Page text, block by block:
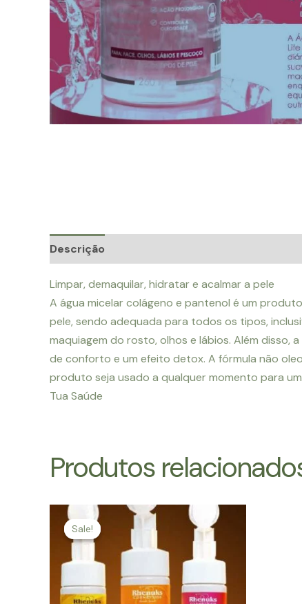
Descrição
Limpar, demaquilar, hidratar e acalmar a pele
A água micelar colágeno e pantenol é um
pele, sendo adequada para todos os tipos,
maquiagem do rosto, olhos e lábios. Além disso,
de conforto e um efeito detox. A fórmula não
produto seja usado a qualquer momento para
Tua Saúde
Produtos
Sale!
Sale!